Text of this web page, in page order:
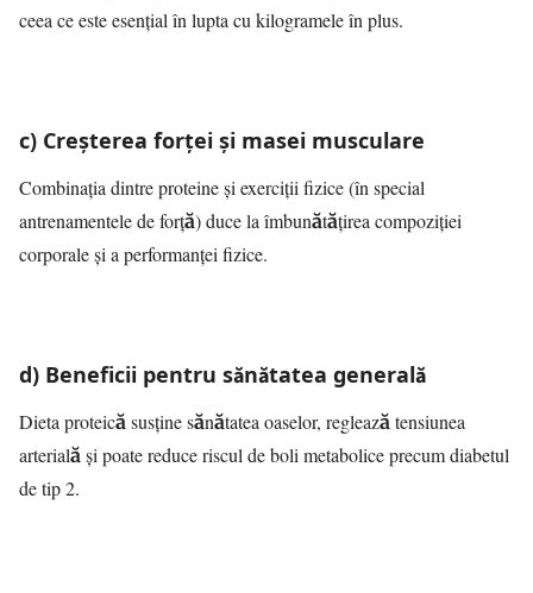
ceea ce este esențial în lupta cu kilogramele în plus.
c) Creșterea forței și masei musculare
Combinația dintre proteine și exerciții fizice (în special
antrenamentele de forță) duce la îmbunătățirea compoziției
corporale și a performanței fizice.
d) Beneficii pentru sănătatea generală
Dieta proteică susține sănătatea oaselor, reglează tensiunea
arterială și poate reduce riscul de boli metabolice precum diabetul
de tip 2.